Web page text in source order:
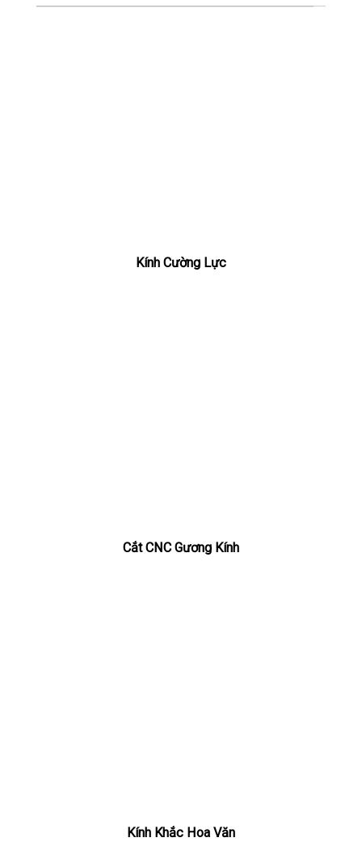
Kính Cường Lực
Cắt CNC Gương Kính
Kính Khắc Hoa Văn